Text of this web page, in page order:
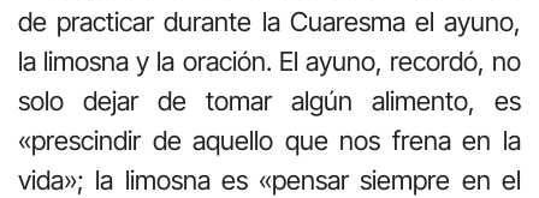
de practicar durante la Cuaresma el ayuno,
la limosna y la oración. El ayuno, recordó, no
solo dejar de tomar algún alimento, es
«prescindir de aquello que nos frena en la
vida»; la limosna es «pensar siempre en el